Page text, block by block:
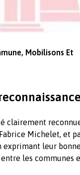
Mobilisons Et
clairement
Michelet, et
exprimant leur
les communes